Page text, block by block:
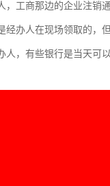
工商那边的企业注销
办人在现场领取的，
，有些银行是当天可